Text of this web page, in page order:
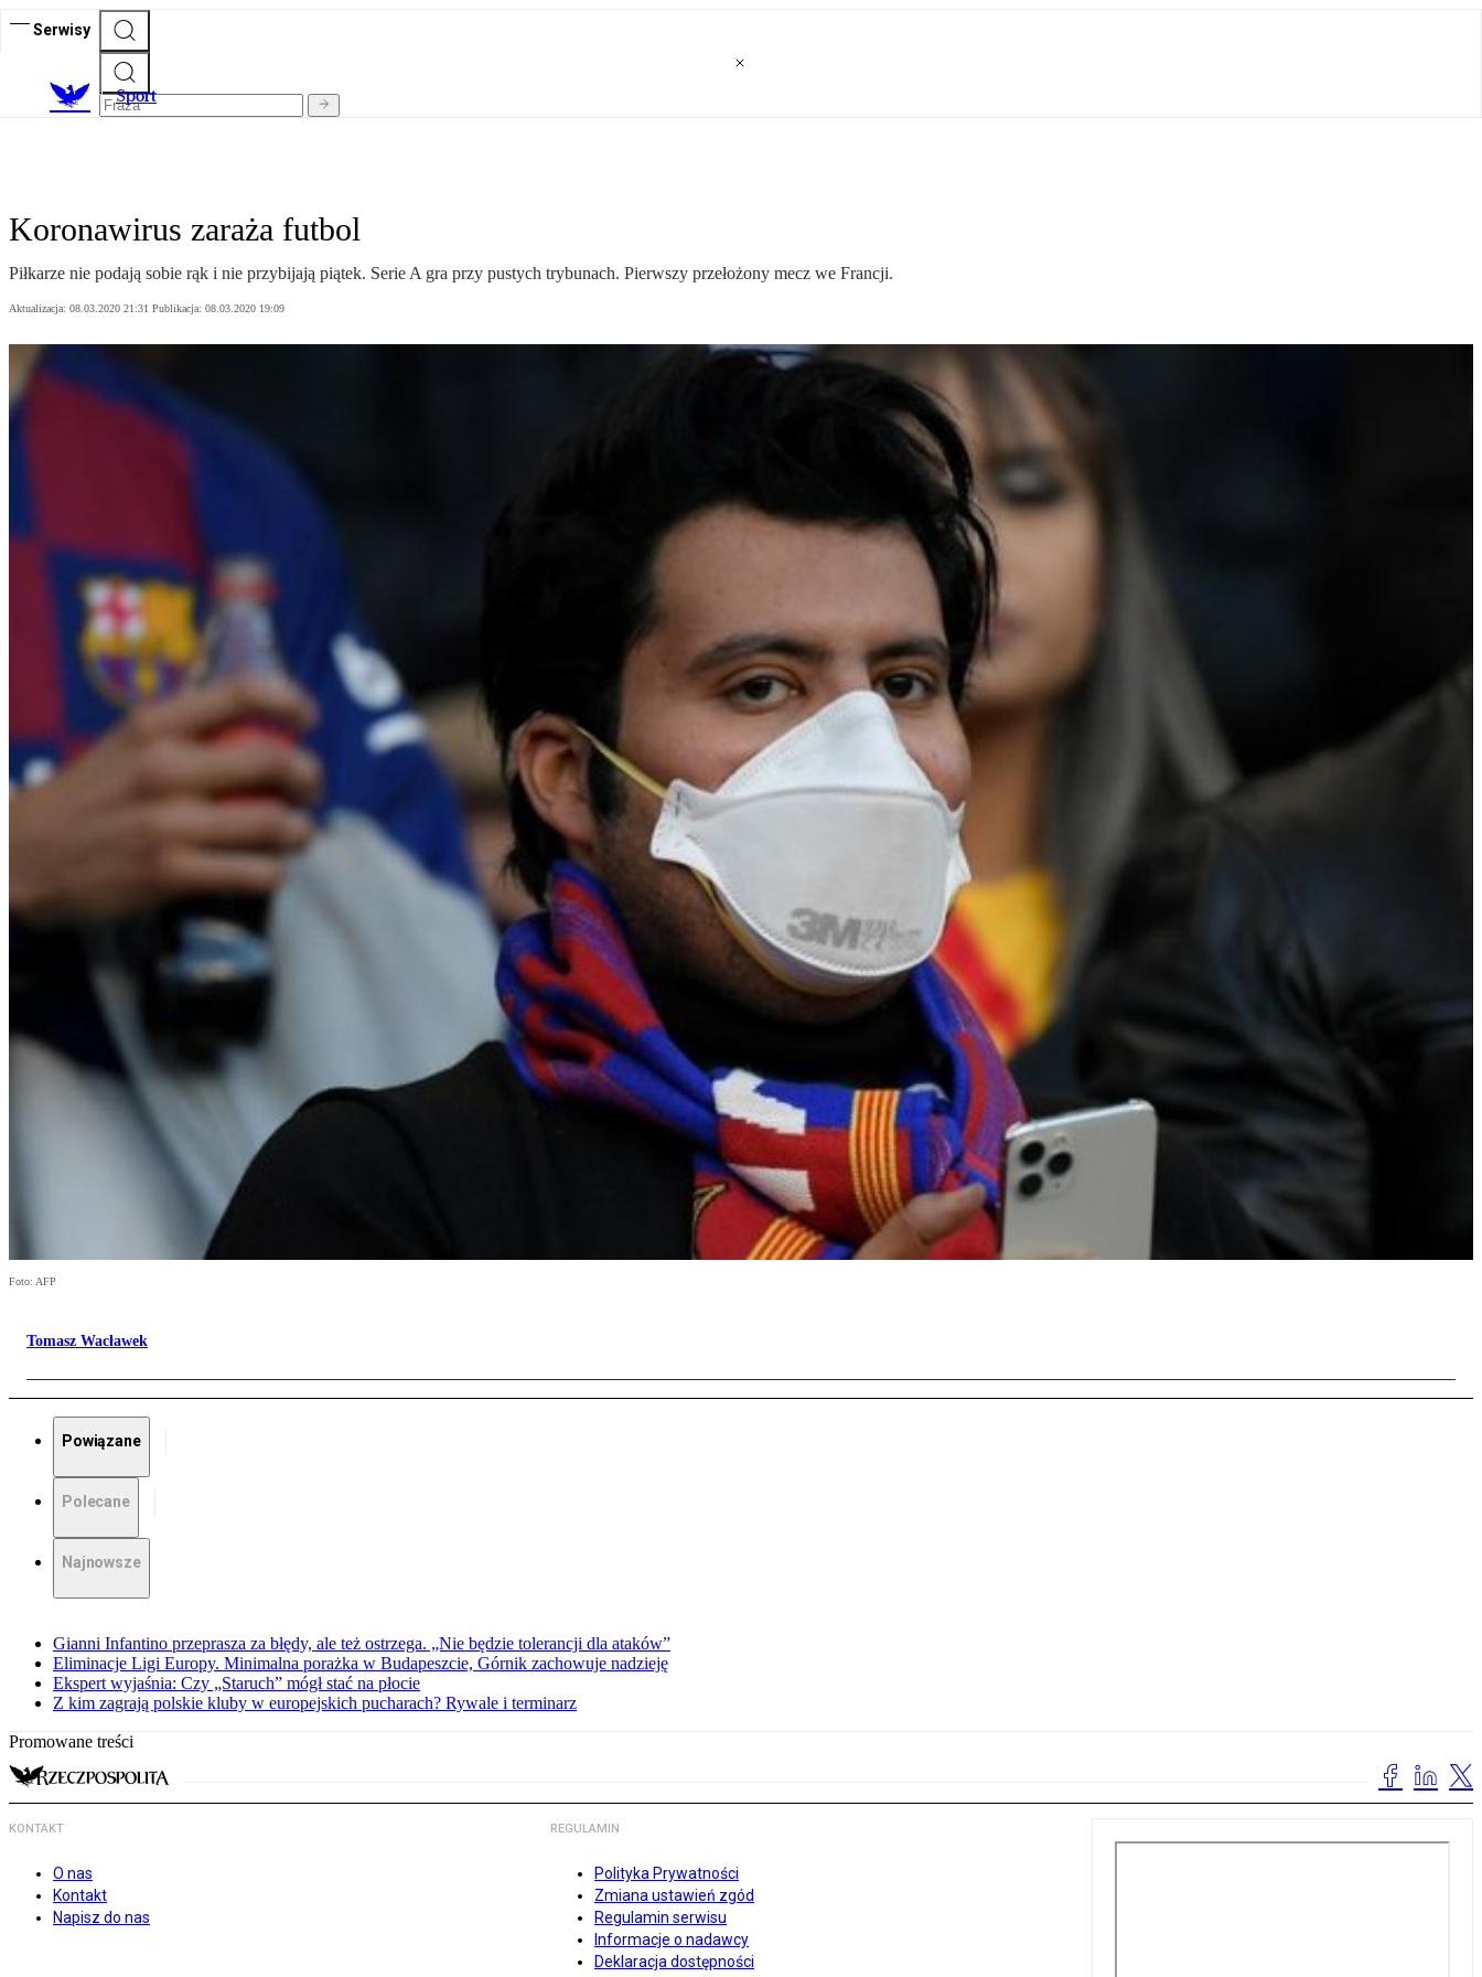
Serwisy
Sport
Koronawirus zaraża futbol
Piłkarze nie podają sobie rąk i nie przybijają piątek. Serie A gra przy pustych trybunach. Pierwszy przełożony mecz we Francji.
Aktualizacja: 08.03.2020 21:31 Publikacja: 08.03.2020 19:09
Foto: AFP
Tomasz Wacławek
Powiązane
Polecane
Najnowsze
Gianni Infantino przeprasza za błędy, ale też ostrzega. „Nie będzie tolerancji dla ataków”
Eliminacje Ligi Europy. Minimalna porażka w Budapeszcie, Górnik zachowuje nadzieję
Ekspert wyjaśnia: Czy „Staruch” mógł stać na płocie
Z kim zagrają polskie kluby w europejskich pucharach? Rywale i terminarz
Promowane treści
KONTAKT
O nas
Kontakt
Napisz do nas
REGULAMIN
Polityka Prywatności
Zmiana ustawień zgód
Regulamin serwisu
Informacje o nadawcy
Deklaracja dostępności